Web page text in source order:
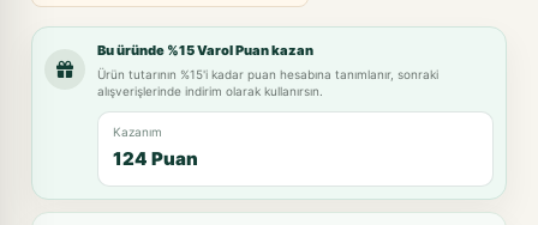
Bu üründe %15 Varol Puan kazan
Ürün tutarının %15'i kadar puan hesabına tanımlanır, sonraki
alışverişlerinde indirim olarak kullanırsın.
Kazanım
124 Puan